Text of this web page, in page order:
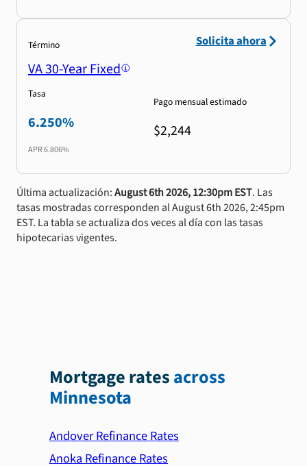
Término
VA 30-Year Fixed
Tasa
6.250%
APR6.806%
Pago mensual estimado
$2,244
Solicita ahora
Última actualización:August 6th 2026, 12:30pm EST. Las
tasas mostradas corresponden al August 6th 2026, 2:45pm
EST. La tabla se actualiza dos veces al día con las tasas
hipotecarias vigentes.
Mortgage ratesacross
Minnesota
Andover Refinance Rates
Anoka Refinance Rates